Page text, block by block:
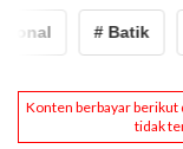
# Batik